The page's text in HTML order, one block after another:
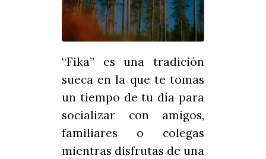
“Fika” es una tradición
sueca en la que te tomas
un tiempo de tu día para
socializar con amigos,
familiares o colegas
mientras disfrutas de una